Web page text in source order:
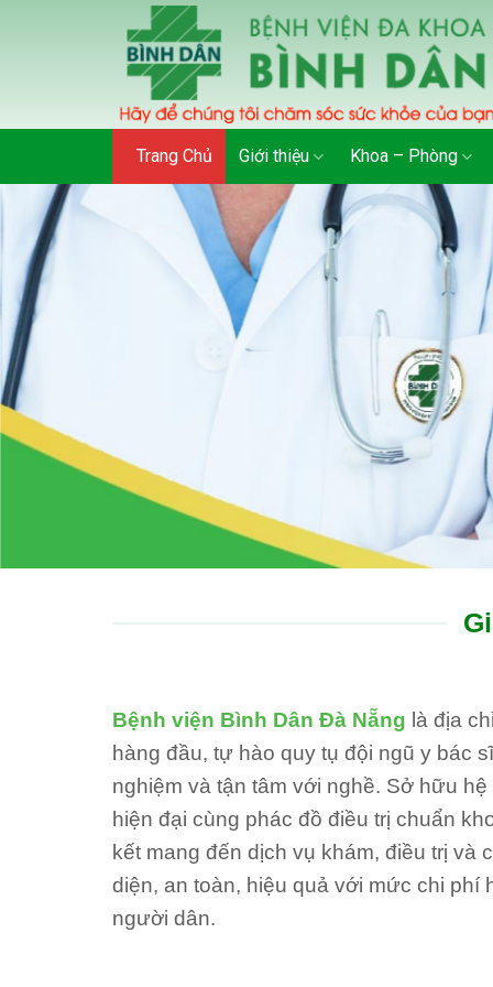
Trang Chủ Giới thiệu Khoa – Phòng
Bệnh viện Bình Dân Đà Nẵng là địa
hàng đầu, tự hào quy tụ đội ngũ y bác
nghiệm và tận tâm với nghề. Sở hữu
hiện đại cùng phác đồ điều trị chuẩn
kết mang đến dịch vụ khám, điều trị và
diện, an toàn, hiệu quả với mức chi phí
người dân.